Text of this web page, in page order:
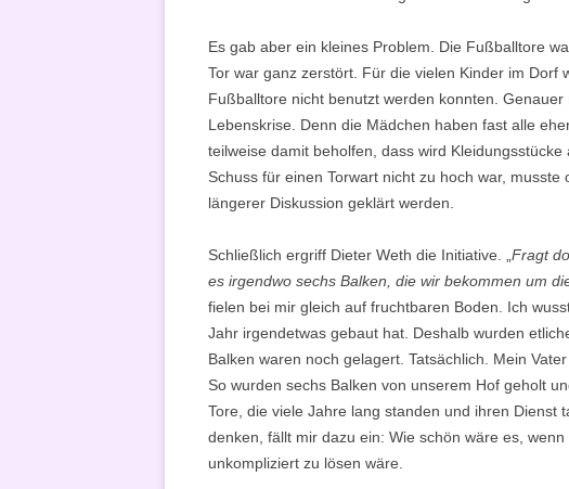
Es gab aber ein kleines Problem. Die Fußballtore
Tor war ganz zerstört. Für die vielen Kinder im Dorf
Fußballtore nicht benutzt werden konnten.
Lebenskrise. Denn die Mädchen haben fast alle
teilweise damit beholfen, dass wird
Schuss für einen Torwart nicht zu hoch war,
längerer Diskussion geklärt werden.
Schließlich ergriff Dieter Weth die Initiative. „ Fragt
es irgendwo sechs Balken, die wir bekommen um
fielen bei mir gleich auf fruchtbaren Boden. Ich
Jahr irgendetwas gebaut hat. Deshalb wurden
Balken waren noch gelagert. Tatsächlich. Mein Vater
So wurden sechs Balken von unserem Hof geholt
Tore, die viele Jahre lang standen und ihren Dienst
denken, fällt mir dazu ein: Wie schön wäre es,
unkompliziert zu lösen wäre.